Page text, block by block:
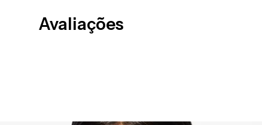
Avaliações